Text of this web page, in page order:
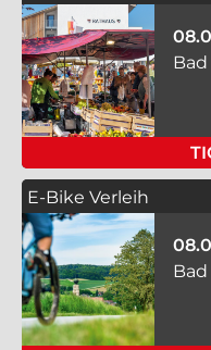
E-Bike Verleih